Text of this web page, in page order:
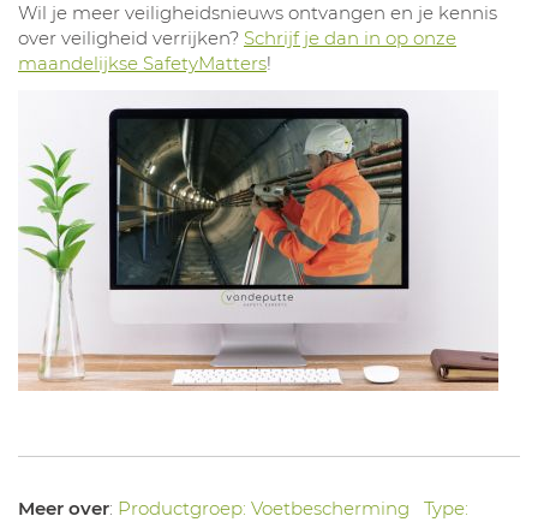
Wil je meer veiligheidsnieuws ontvangen en je kennis
over veiligheid verrijken? Schrijf je dan in op onze
maandelijkse SafetyMatters!
Meer over: Productgroep: Voetbescherming
Type: